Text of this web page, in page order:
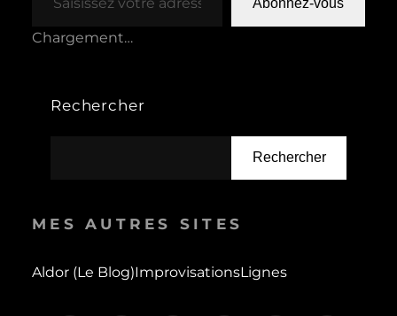
Chargement…
Rechercher
Rechercher
MES AUTRES SITES
Aldor (le Blog)ImprovisationsLignes